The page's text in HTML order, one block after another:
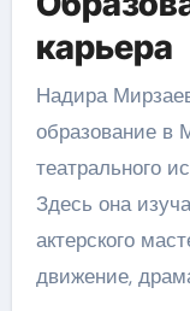
карьера
Надира
образование в
театрального
Здесь она
актерского
движение,